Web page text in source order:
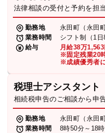
法律相談の受付と予約を担当
勤務地
永田町（永田
業務時間
シフト制（1日
給与
月給38万1,563
※固定残業20
※成績優秀者
税理士アシスタント
相続税申告のご相談から申
勤務地
永田町（永田
業務時間
8時50分～18
相談先情報サイト
プライバシーポリシー
TikTok受賞